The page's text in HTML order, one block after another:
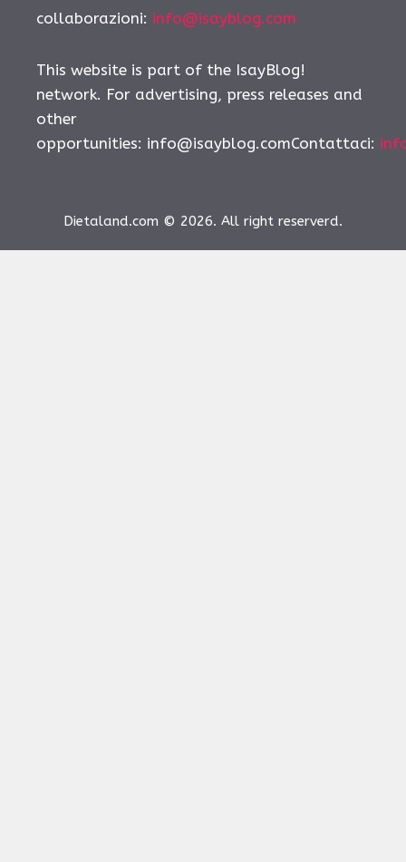
collaborazioni: info@isayblog.com
This website is part of the IsayBlog!
network. For advertising, press releases and
other
opportunities: info@isayblog.comContattaci:
Dietaland.com © 2026. All right reserverd.